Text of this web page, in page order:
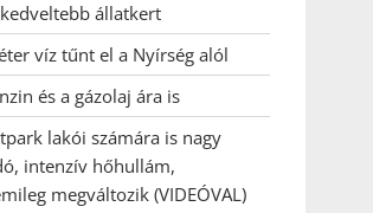
állatkert
víz tűnt el a Nyírség alól
és a gázolaj ára is
lakói számára is nagy
intenzív hőhullám,
megváltozik (VIDEÓVAL)